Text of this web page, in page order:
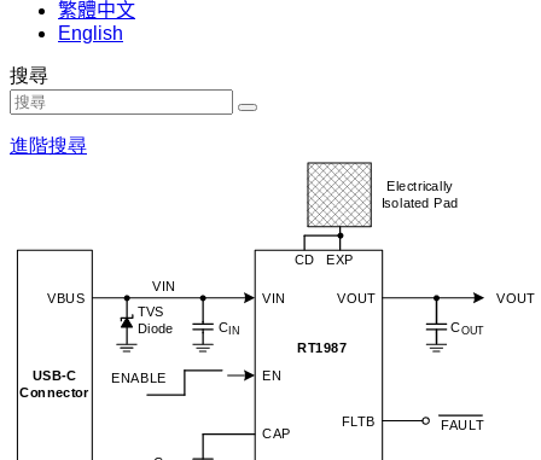
繁體中文
English
搜尋
進階搜尋